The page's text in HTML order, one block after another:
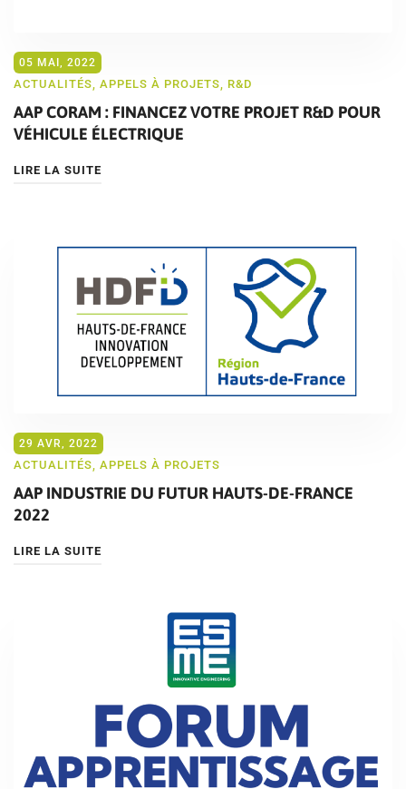
05 MAI, 2022
ACTUALITÉS APPELS À PROJETS R&D
AAP CORAM : FINANCEZ VOTRE PROJET R&D POUR
VÉHICULE ÉLECTRIQUE
LIRE LA SUITE
29 AVR, 2022
ACTUALITÉS APPELS À PROJETS
AAP INDUSTRIE DU FUTUR HAUTS-DE-FRANCE
2022
LIRE LA SUITE